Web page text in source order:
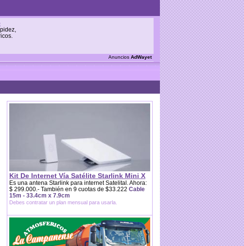
Anuncios AdWayet
Kit De Internet Vía Satélite Starlink Mini X
Es una antena Starlink para internet Satelital. Ahora:
$ 299.000.- También en 9 cuotas de $33.222 Cable
15m - 33.4cm x 7.9cm
Debes contratar un plan mensual para usarla.